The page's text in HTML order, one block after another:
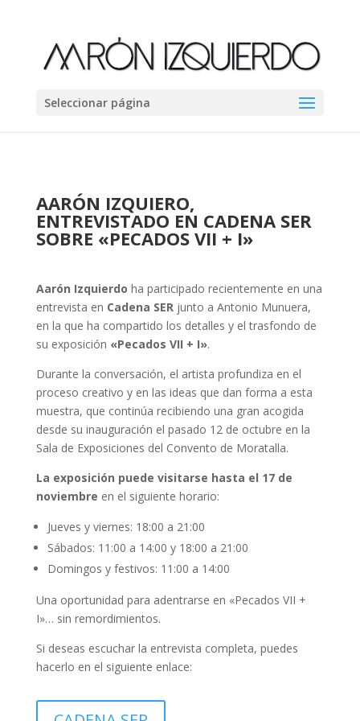
Seleccionar página
AARÓN IZQUIERO,
ENTREVISTADO EN CADENA SER
SOBRE «PECADOS VII + I»
Aarón Izquierdo ha participado recientemente en una
entrevista en Cadena SERjunto a Antonio Munuera,
en la que ha compartido los detalles y el trasfondo de
su exposición «Pecados VII + I».
Durante la conversación, el artista profundiza en el
proceso creativo y en las ideas que dan forma a esta
muestra, que continúa recibiendo una gran acogida
desde su inauguración el pasado 12 de octubre en la
Sala de Exposiciones del Convento de Moratalla.
La exposición puede visitarse hasta el 17 de
noviembre en el siguiente horario:
Jueves y viernes: 18:00 a 21:00
Sábados: 11:00 a 14:00 y 18:00 a 21:00
Domingos y festivos: 11:00 a 14:00
Una oportunidad para adentrarse en «Pecados VII +
I»… sin remordimientos.
Si deseas escuchar la entrevista completa, puedes
hacerlo en el siguiente enlace: